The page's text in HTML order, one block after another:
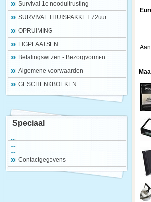
Survival 1e nooduitrusting
SURVIVAL THUISPAKKET 72uur
OPRUIMING
LIGPLAATSEN
Betalingswijzen - Bezorgvormen
Algemene voorwaarden
GESCHENKBOEKEN
Speciaal
Contactgegevens